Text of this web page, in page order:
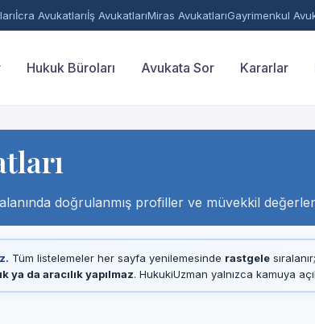
İcra Avukatlarıİş AvukatlarıMiras AvukatlarıGayrimenkul
Hukuk Büroları Avukata Sor Kararlar
doğrulanmış profiller ve müvekkil
Tüm listelemeler her sayfa yenilemesinde rastgele
ya da aracılık yapılmaz. HukukiUzman yalnızca kamuya